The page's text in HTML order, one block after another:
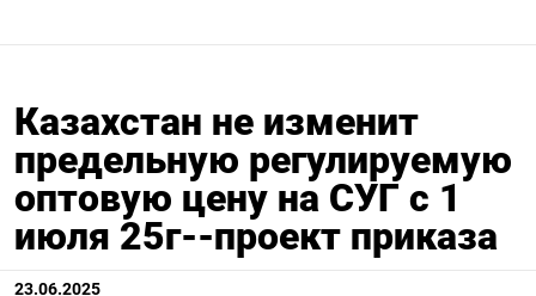
Казахстан не изменит
предельную регулируемую
оптовую цену на СУГ с 1
июля 25г--проект приказа
23.06.2025